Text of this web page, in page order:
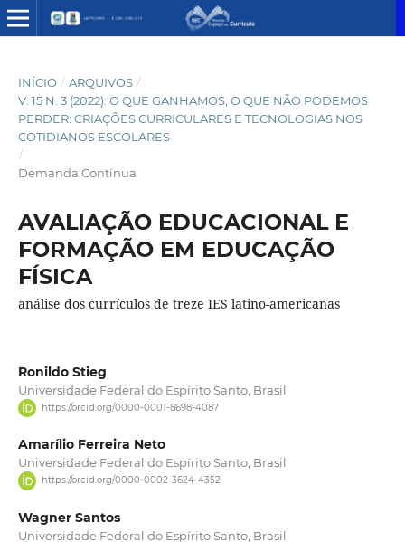
INÍCIO / ARQUIVOS /
V. 15 N. 3 (2022): O QUE GANHAMOS, O QUE NÃO PODEMOS
PERDER: CRIAÇÕES CURRICULARES E TECNOLOGIAS NOS
COTIDIANOS ESCOLARES
/
Demanda Contínua
AVALIAÇÃO EDUCACIONAL E
FORMAÇÃO EM EDUCAÇÃO
FÍSICA
análise dos currículos de treze IES latino-americanas
Ronildo Stieg
Universidade Federal do Espírito Santo, Brasil
https://orcid.org/0000-0001-8698-4087
Amarílio Ferreira Neto
Universidade Federal do Espírito Santo, Brasil
https://orcid.org/0000-0002-3624-4352
Wagner Santos
Universidade Federal do Espírito Santo, Brasil